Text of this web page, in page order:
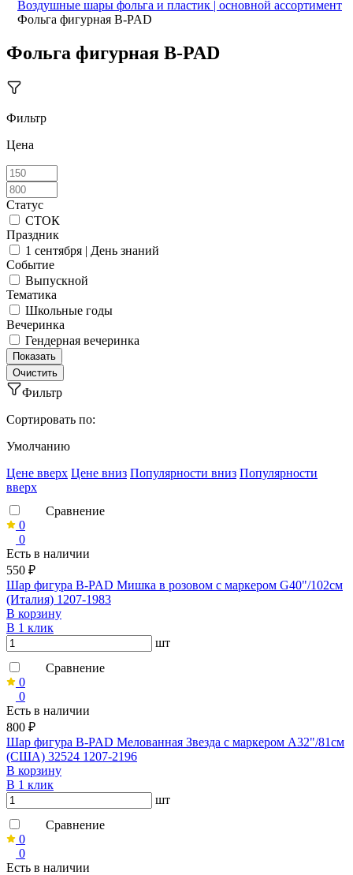
Воздушные шары фольга и пластик | основной ассортимент
Фольга фигурная B-PAD
Фольга фигурная B-PAD
Фильтр
Цена
Статус
СТОК
Праздник
1 сентября | День знаний
Событие
Выпускной
Тематика
Школьные годы
Вечеринка
Гендерная вечеринка
Фильтр
Сортировать по:
Умолчанию
Ценe вверх Ценe вниз Популярности вниз Популярности
вверх
Сравнение
0
0
Есть в наличии
550 ₽
Шар фигура B-PAD Мишка в розовом с маркером G40"/102см
(Италия) 1207-1983
В корзину
В 1 клик
шт
Сравнение
0
0
Есть в наличии
800 ₽
Шар фигура B-PAD Мелованная Звезда с маркером A32"/81см
(США) 32524 1207-2196
В корзину
В 1 клик
шт
Сравнение
0
0
Есть в наличии